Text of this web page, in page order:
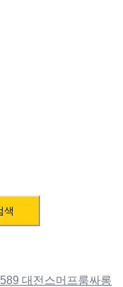
대전스머프룸싸롱